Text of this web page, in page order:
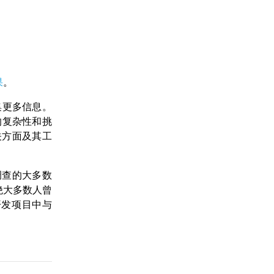
。
多信息。
杂性和挑
面及其工
的大多数
多数人曾
项目中与